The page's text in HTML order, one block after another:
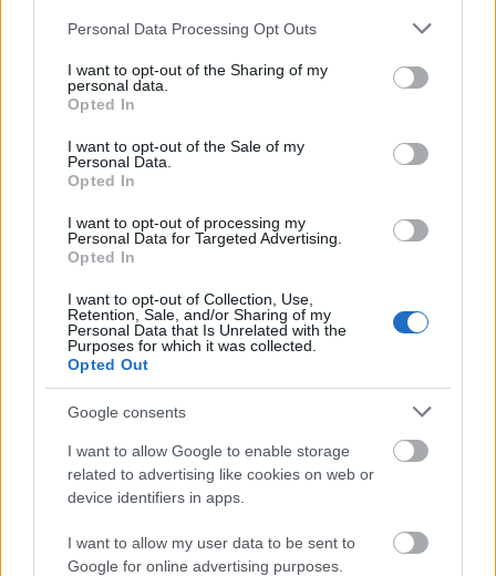
Please note that this website/app uses one or more Google
not limited to your visit or usage behaviour. You may click to
grant or deny consent to Google and its third-party tags to
use your data for below specified purposes in below Google
consent section.
Personal Data Processing Opt Outs
I want to opt-out of the Sharing of my
personal data.
Opted In
I want to opt-out of the Sale of my
Personal Data.
Opted In
I want to opt-out of processing my
Personal Data for Targeted Advertising.
Opted In
I want to opt-out of Collection, Use,
Retention, Sale, and/or Sharing of my
Personal Data that Is Unrelated with the
Purposes for which it was collected.
Opted Out
Google consents
I want to allow Google to enable storage
related to advertising like cookies on web or
device identifiers in apps.
I want to allow my user data to be sent to
Google for online advertising purposes.